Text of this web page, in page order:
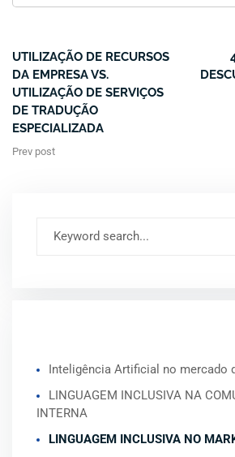
UTILIZAÇÃO DE RECURSOS
DA EMPRESA VS.
UTILIZAÇÃO DE SERVIÇOS
DE TRADUÇÃO
ESPECIALIZADA
Prev post
Inteligência Artificial no mercado
LINGUAGEM INCLUSIVA NA
INTERNA
LINGUAGEM INCLUSIVA NO